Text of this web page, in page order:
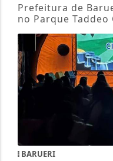
Prefeitura de
no Parque Taddeo
BARUERI